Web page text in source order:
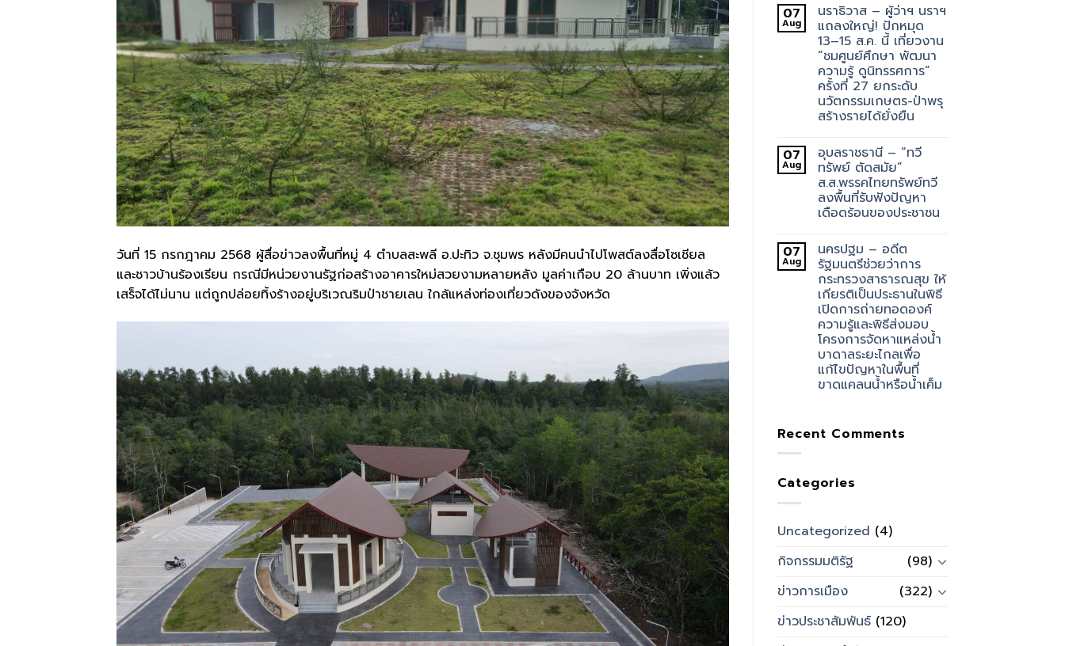
วันที่ 15 กรกฎาคม 2568 ผู้สื่อข่าวลงพื้นที่หมู่ 4 ตำบลสะพลี อ.ปะทิว จ.ชุมพร หลังมีคนนำไปโพสต์ลงสื่อโซเชียล
และชาวบ้านร้องเรียน กรณีมีหน่วยงานรัฐก่อสร้างอาคารใหม่สวยงามหลายหลัง มูลค่าเกือบ 20 ล้านบาท เพิ่งแล้ว
เสร็จได้ไม่นาน แต่ถูกปล่อยทิ้งร้างอยู่บริเวณริมป่าชายเลน ใกล้แหล่งท่องเที่ยวดังของจังหวัด
07
Aug
นราธิวาส – ผู้ว่าฯ นราฯ
แถลงใหญ่! ปักหมุด
13–15 ส.ค. นี้ เที่ยวงาน
“ชมศูนย์ศึกษา พัฒนา
ความรู้ ดูนิทรรศการ”
ครั้งที่ 27 ยกระดับ
นวัตกรรมเกษตร-ป่าพรุ
สร้างรายได้ยั่งยืน
07
Aug
อุบลราชธานี – “ทวี
ทรัพย์ ตัดสมัย”
ส.ส.พรรคไทยทรัพย์ทวี
ลงพื้นที่รับฟังปัญหา
เดือดร้อนของประชาชน
07
Aug
นครปฐม – อดีต
รัฐมนตรีช่วยว่าการ
กระทรวงสาธารณสุข ให้
เกียรติเป็นประธานในพิธี
เปิดการถ่ายทอดองค์
ความรู้และพิธีส่งมอบ
โครงการจัดหาแหล่งน้ำ
บาดาลระยะไกลเพื่อ
แก้ไขปัญหาในพื้นที่
ขาดแคลนน้ำหรือน้ำเค็ม
Recent Comments
Categories
Uncategorized (4)
กิจกรรมมติรัฐ
(98)
ข่าวการเมือง
(322)
ข่าวประชาสัมพันธ์(120)